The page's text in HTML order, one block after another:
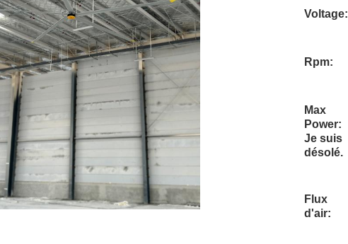
Voltage:
Rpm:
Max
Power:
Je suis
désolé.
Flux
d'air: